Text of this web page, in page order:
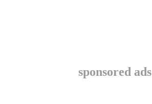
sponsored ads